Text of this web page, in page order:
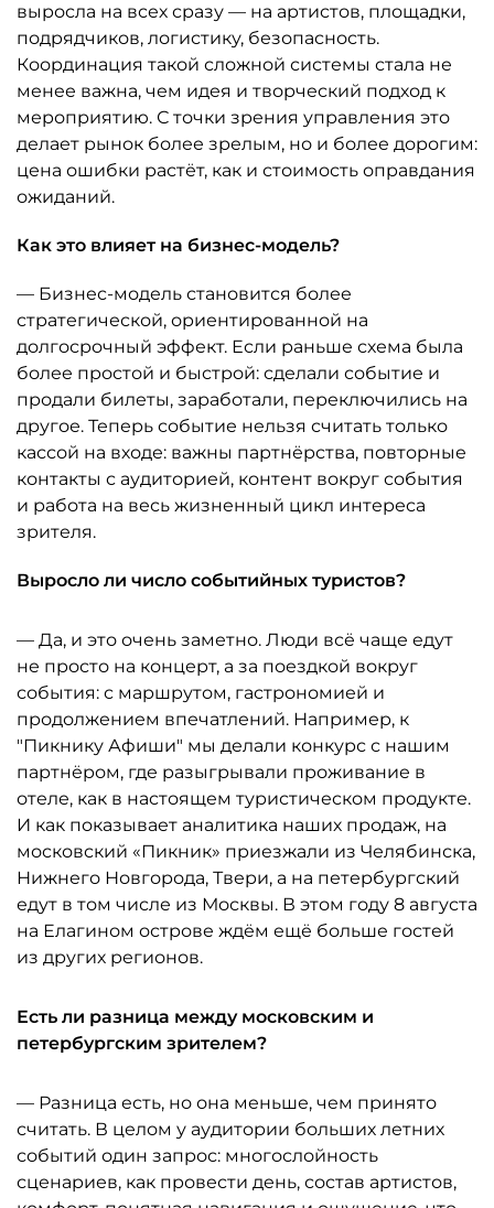
выросла на всех сразу — на артистов, площадки,
подрядчиков, логистику, безопасность.
Координация такой сложной системы стала не
менее важна, чем идея и творческий подход к
мероприятию. С точки зрения управления это
делает рынок более зрелым, но и более дорогим:
цена ошибки растёт, как и стоимость оправдания
ожиданий.
Как это влияет на бизнес-модель?
— Бизнес-модель становится более
стратегической, ориентированной на
долгосрочный эффект. Если раньше схема была
более простой и быстрой: сделали событие и
продали билеты, заработали, переключились на
другое. Теперь событие нельзя считать только
кассой на входе: важны партнёрства, повторные
контакты с аудиторией, контент вокруг события
и работа на весь жизненный цикл интереса
зрителя.
Выросло ли число событийных туристов?
— Да, и это очень заметно. Люди всё чаще едут
не просто на концерт, а за поездкой вокруг
события: с маршрутом, гастрономией и
продолжением впечатлений. Например, к
"Пикнику Афиши" мы делали конкурс с нашим
партнёром, где разыгрывали проживание в
отеле, как в настоящем туристическом продукте.
И как показывает аналитика наших продаж, на
московский «Пикник» приезжали из Челябинска,
Нижнего Новгорода, Твери, а на петербургский
едут в том числе из Москвы. В этом году 8 августа
на Елагином острове ждём ещё больше гостей
из других регионов.
Есть ли разница между московским и
петербургским зрителем?
— Разница есть, но она меньше, чем принято
считать. В целом у аудитории больших летних
событий один запрос: многослойность
сценариев, как провести день, состав артистов,